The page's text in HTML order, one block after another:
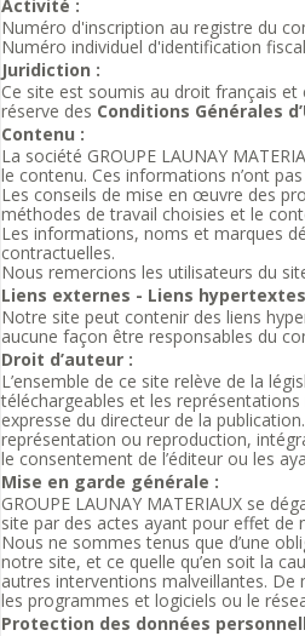
Activité :
Numéro d'inscription au registre du
Numéro individuel d'identification
Juridiction :
Ce site est soumis au droit français et
réserve des Conditions Générales
Contenu :
La société GROUPE LAUNAY
le contenu. Ces informations n’ont
Les conseils de mise en œuvre des
méthodes de travail choisies et le
Les informations, noms et marques
contractuelles.
Nous remercions les utilisateurs du
Liens externes - Liens
Notre site peut contenir des liens
aucune façon être responsables du
Droit d’auteur :
L’ensemble de ce site relève de la
téléchargeables et les
expresse du directeur de la
représentation ou reproduction,
le consentement de l’éditeur ou les
Mise en garde générale :
GROUPE LAUNAY MATERIAUX se
site par des actes ayant pour effet de
Nous ne sommes tenus que d’une
notre site, et ce quelle qu’en soit la
autres interventions malveillantes.
les programmes et logiciels ou le
Protection des données